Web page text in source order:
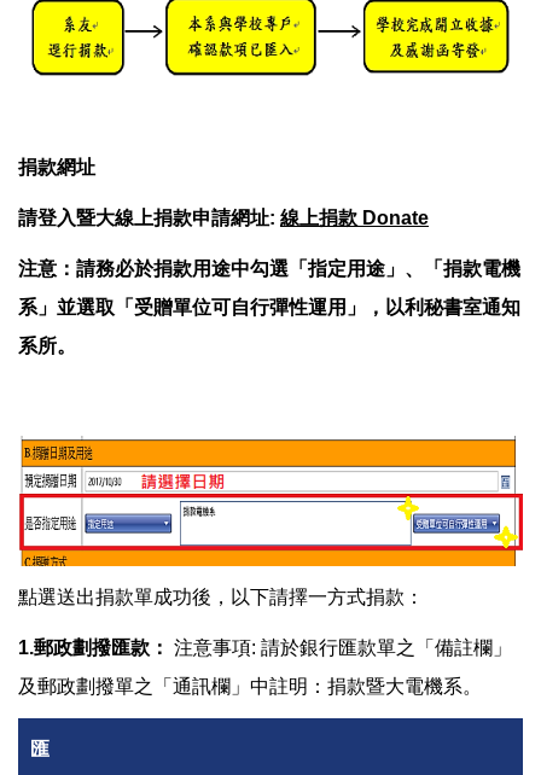
捐款網址
請登入暨大線上捐款申請網址: 線上捐款 Donate
注意：請務必於捐款用途中勾選「指定用途」、「捐款電機
系」並選取「受贈單位可自行彈性運用」，以利秘書室通知
系所。
點選送出捐款單成功後，以下請擇一方式捐款：
1.郵政劃撥匯款 ： 注意事項: 請於銀行匯款單之「備註欄」
及郵政劃撥單之「通訊欄」中註明：捐款暨大電機系。
匯